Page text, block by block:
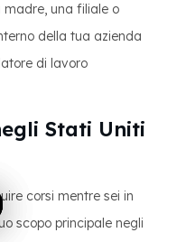
una filiale o
della tua azienda
di lavoro
Stati Uniti
corsi mentre sei in
scopo principale negli